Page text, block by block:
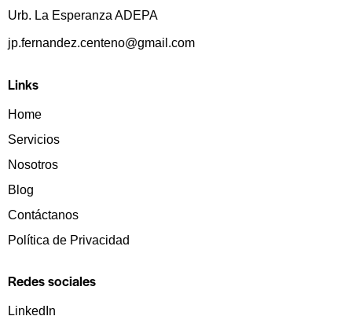
Urb. La Esperanza ADEPA
jp.fernandez.centeno@gmail.com
Links
Home
Servicios
Nosotros
Blog
Contáctanos
Política de Privacidad
Redes sociales
LinkedIn